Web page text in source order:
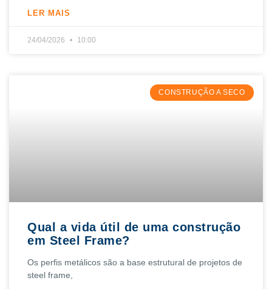
LER MAIS
24/04/2026 10:00
CONSTRUÇÃO A SECO
Qual a vida útil de uma construção
em Steel Frame?
Os perfis metálicos são a base estrutural de projetos de
steel frame,